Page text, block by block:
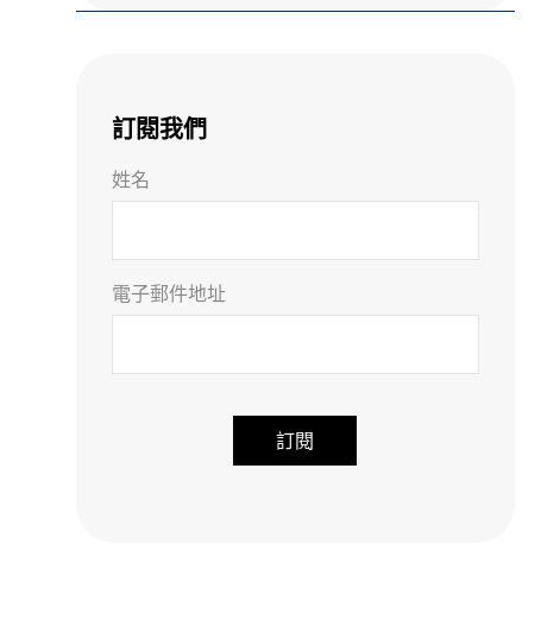
訂閱我們
姓名
電子郵件地址